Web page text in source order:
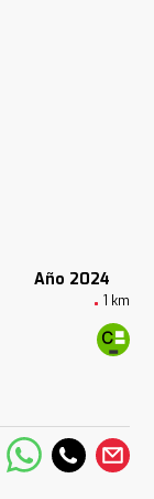
Año 2024
1 km